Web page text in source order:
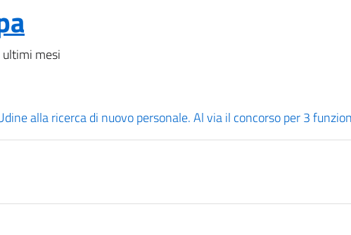
mesi
alla ricerca di nuovo personale. Al via il concorso per 3